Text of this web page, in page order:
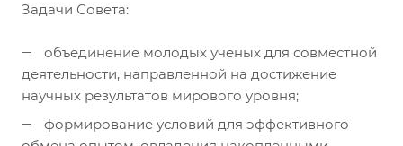
Задачи Совета:
объединение молодых ученых для совместной
деятельности, направленной на достижение
научных результатов мирового уровня;
формирование условий для эффективного